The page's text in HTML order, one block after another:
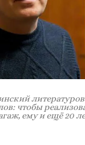
чтобы
ему и ещё 20